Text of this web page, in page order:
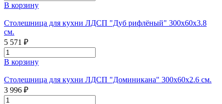
В корзину
Столешница для кухни ЛДСП "Дуб рифлёный" 300х60х3.8
см.
5 571 ₽
В корзину
Столешница для кухни ЛДСП "Доминикана" 300x60x2.6 см.
3 996 ₽